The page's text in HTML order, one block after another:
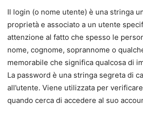
Il login (o nome utente) è una stringa
proprietà e associato a un utente
attenzione al fatto che spesso le
nome, cognome, soprannome o
memorabile che significa qualcosa di
La password è una stringa segreta di
all’utente. Viene utilizzata per
quando cerca di accedere al suo